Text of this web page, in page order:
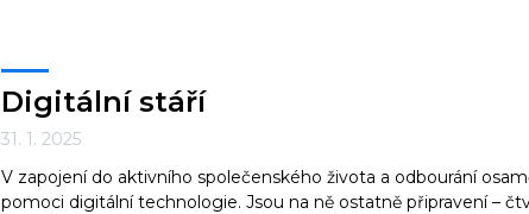
Digitální stáří
31. 1. 2025
V zapojení do aktivního společenského života a odbourání
pomoci digitální technologie. Jsou na ně ostatně připravení –